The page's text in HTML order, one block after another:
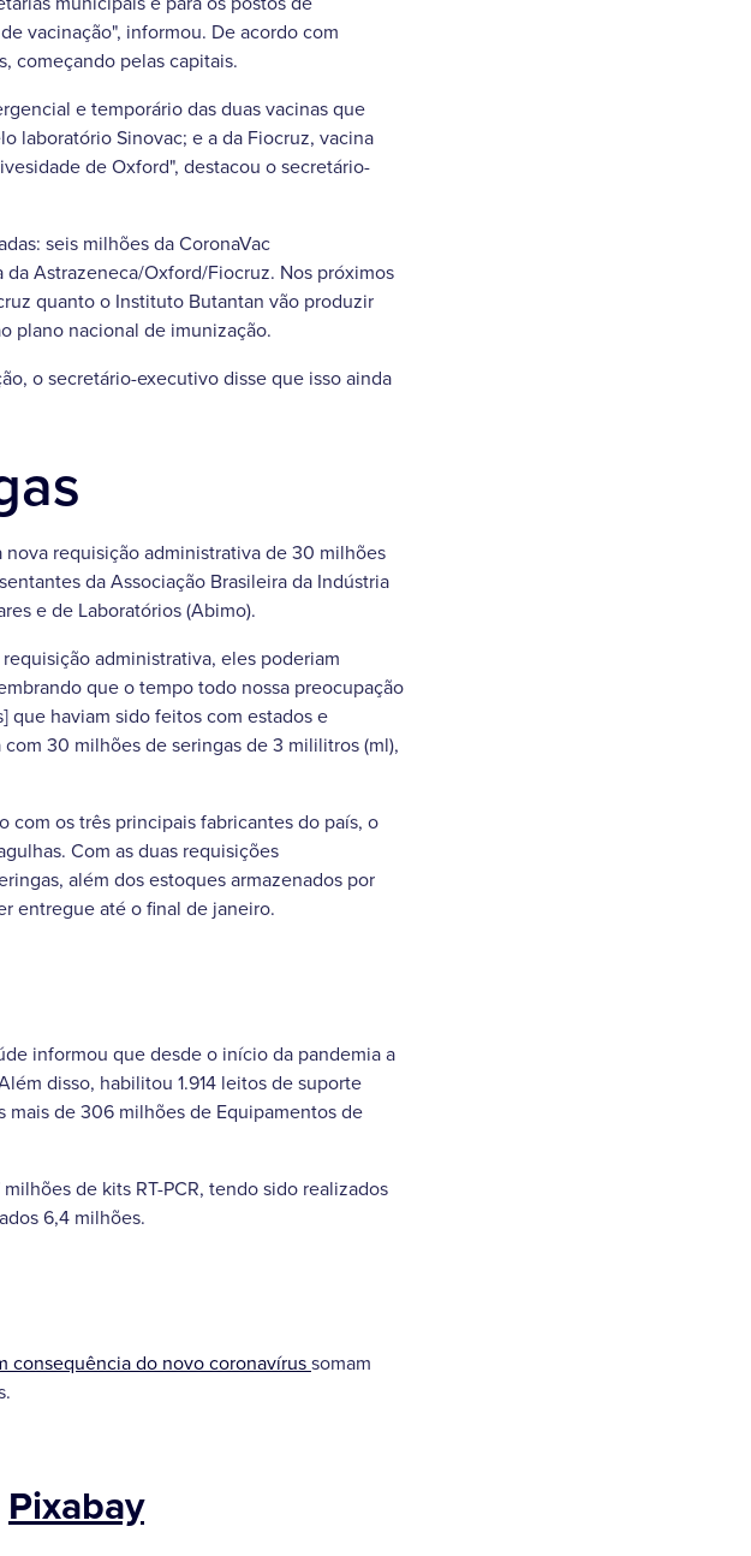
vacinação", informou. De acordo com
começando pelas capitais.
e temporário das duas vacinas que
laboratório Sinovac; e a da Fiocruz, vacina
de Oxford", destacou o secretário-
seis milhões da CoronaVac
Astrazeneca/Oxford/Fiocruz. Nos próximos
quanto o Instituto Butantan vão produzir
plano nacional de imunização.
o secretário-executivo disse que isso ainda
requisição administrativa de 30 milhões
da Associação Brasileira da Indústria
e de Laboratórios (Abimo).
administrativa, eles poderiam
que o tempo todo nossa preocupação
que haviam sido feitos com estados e
30 milhões de seringas de 3 mililitros (ml),
com os três principais fabricantes do país, o
Com as duas requisições
além dos estoques armazenados por
entregue até o final de janeiro.
informou que desde o início da pandemia a
disso, habilitou 1.914 leitos de suporte
de 306 milhões de Equipamentos de
de kits RT-PCR, tendo sido realizados
6,4 milhões.
consequência do novo coronavírussomam
Pixabay